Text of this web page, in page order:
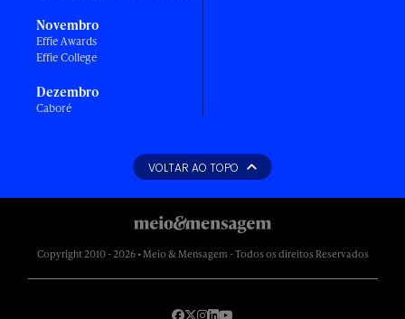
Novembro
Effie Awards
Effie College
Dezembro
Caboré
VOLTAR AO TOPO
Copyright 2010 - 2026 • Meio & Mensagem - Todos os direitos Reservados